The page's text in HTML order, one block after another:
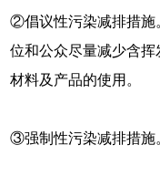
②倡议性污染减排措施
位和公众尽量减少含
材料及产品的使用。
③强制性污染减排措施